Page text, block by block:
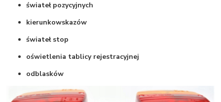
świateł pozycyjnych
kierunkowskazów
świateł stop
oświetlenia tablicy rejestracyjnej
odblasków